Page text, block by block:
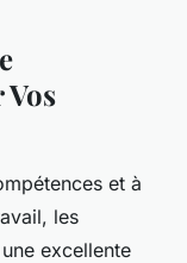
vos
et à
les
excellente